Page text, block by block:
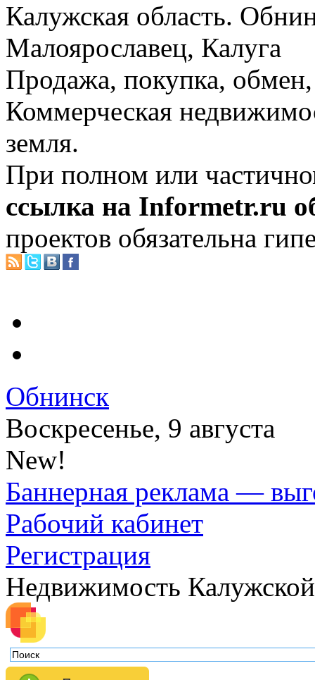
Калужская область.
Малоярославец, Калуга
Продажа, покупка, обмен,
Коммерческая
земля.
При полном или
ссылка на Informetr.ru
проектов обязательна
Обнинск
Воскресенье, 9 августа
New!
Баннерная реклама —
Рабочий кабинет
Регистрация
Недвижимость